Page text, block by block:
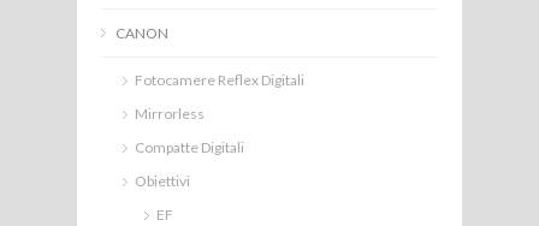
CANON
Fotocamere Reflex Digitali
Mirrorless
Compatte Digitali
Obiettivi
EF